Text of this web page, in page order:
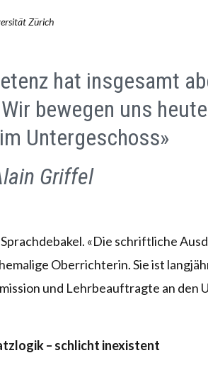
Zürich
hat insgesamt
bewegen uns
Untergeschoss»
Griffel
«Die schriftliche
Oberrichterin. Sie ist
und Lehrbeauftragte an den
– schlicht inexistent